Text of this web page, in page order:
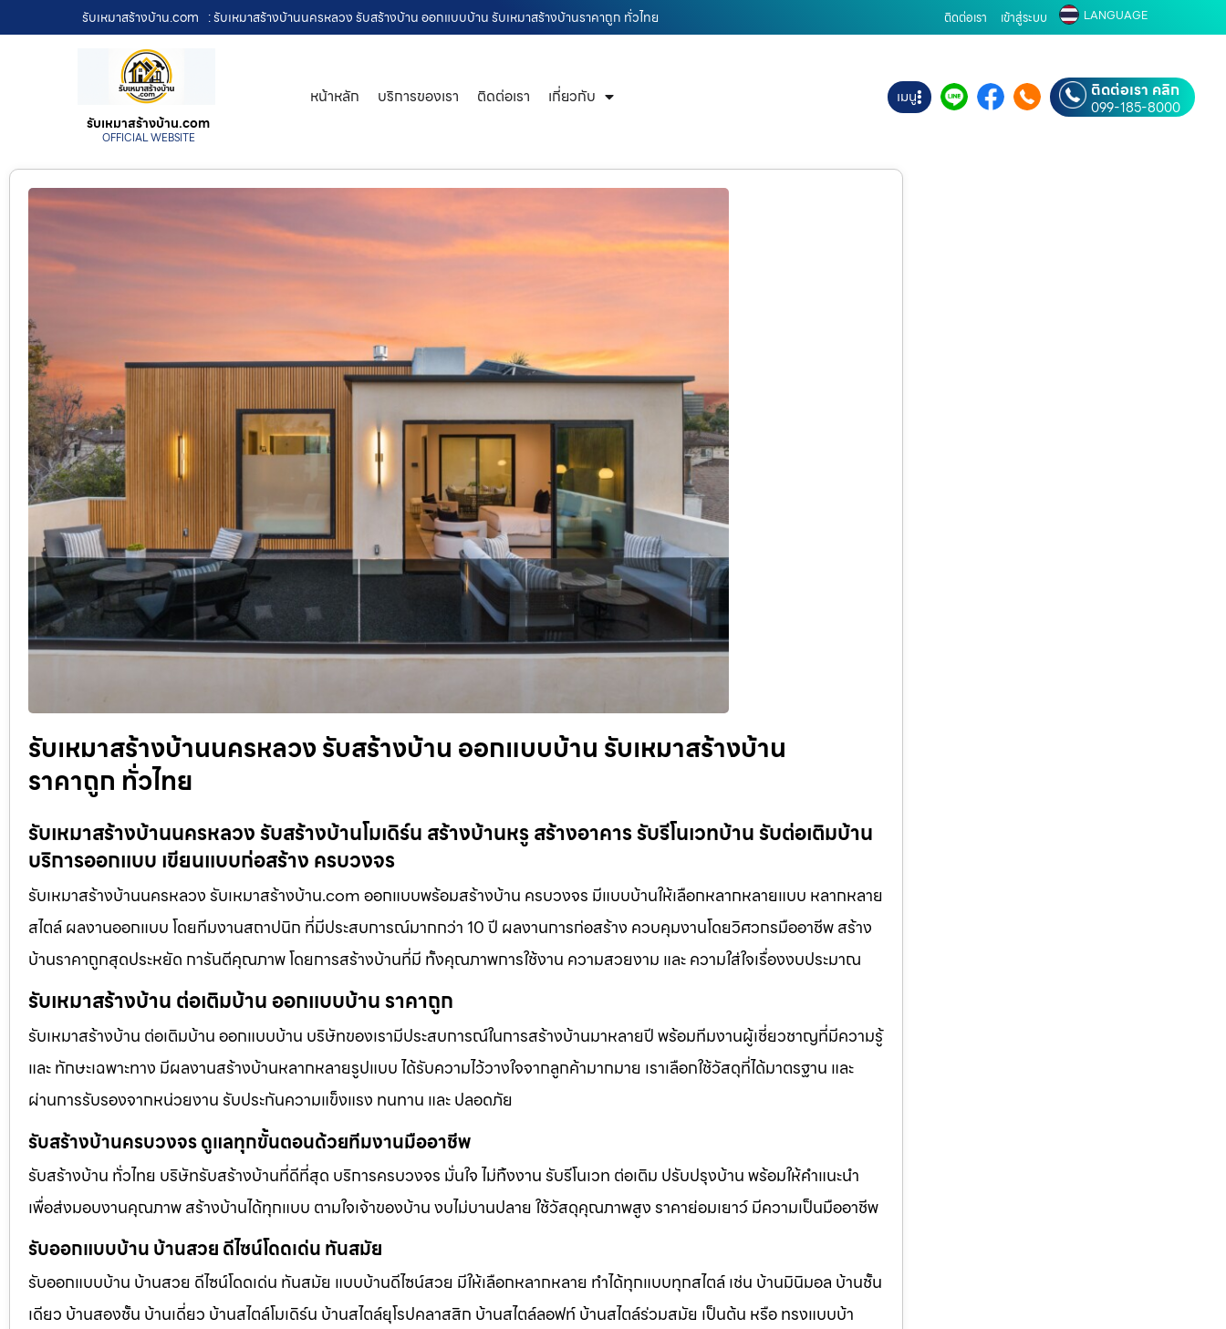
รับเหมาสร้างบ้าน.com : รับเหมาสร้างบ้านนครหลวง รับสร้างบ้าน ออกแบบบ้าน รับเหมาสร้างบ้านราคาถูก ทั่วไทย ติดต่อเรา เข้าสู่ระบบ LANGUAGE
รับเหมาสร้างบ้าน.com
OFFICIAL WEBSITE
หน้าหลัก บริการของเรา ติดต่อเรา เกี่ยวกับ เมนู ติดต่อเรา คลิก
099-185-8000
รับเหมาสร้างบ้านนครหลวง รับสร้างบ้าน ออกแบบบ้าน รับเหมาสร้างบ้าน
ราคาถูก ทั่วไทย
รับเหมาสร้างบ้านนครหลวง รับสร้างบ้านโมเดิร์น สร้างบ้านหรู สร้างอาคาร รับรีโนเวทบ้าน รับต่อเติมบ้าน
บริการออกแบบ เขียนแบบก่อสร้าง ครบวงจร
รับเหมาสร้างบ้านนครหลวง รับเหมาสร้างบ้าน.com ออกแบบพร้อมสร้างบ้าน ครบวงจร มีแบบบ้านให้เลือกหลากหลายแบบ หลากหลาย
สไตล์ ผลงานออกแบบ โดยทีมงานสถาปนิก ที่มีประสบการณ์มากกว่า 10 ปี ผลงานการก่อสร้าง ควบคุมงานโดยวิศวกรมืออาชีพ สร้าง
บ้านราคาถูกสุดประหยัด การันตีคุณภาพ โดยการสร้างบ้านที่มี ทั้งคุณภาพการใช้งาน ความสวยงาม และ ความใส่ใจเรื่องงบประมาณ
รับเหมาสร้างบ้าน ต่อเติมบ้าน ออกแบบบ้าน ราคาถูก
รับเหมาสร้างบ้าน ต่อเติมบ้าน ออกแบบบ้าน บริษัทของเรามีประสบการณ์ในการสร้างบ้านมาหลายปี พร้อมทีมงานผู้เชี่ยวชาญที่มีความรู้
และ ทักษะเฉพาะทาง มีผลงานสร้างบ้านหลากหลายรูปแบบ ได้รับความไว้วางใจจากลูกค้ามากมาย เราเลือกใช้วัสดุที่ได้มาตรฐาน และ
ผ่านการรับรองจากหน่วยงาน รับประกันความแข็งแรง ทนทาน และ ปลอดภัย
รับสร้างบ้านครบวงจร ดูแลทุกขั้นตอนด้วยทีมงานมืออาชีพ
รับสร้างบ้าน ทั่วไทย บริษัทรับสร้างบ้านที่ดีที่สุด บริการครบวงจร มั่นใจ ไม่ทิ้งงาน รับรีโนเวท ต่อเติม ปรับปรุงบ้าน พร้อมให้คำแนะนำ
เพื่อส่งมอบงานคุณภาพ สร้างบ้านได้ทุกแบบ ตามใจเจ้าของบ้าน งบไม่บานปลาย ใช้วัสดุคุณภาพสูง ราคาย่อมเยาว์ มีความเป็นมืออาชีพ
รับออกแบบบ้าน บ้านสวย ดีไซน์โดดเด่น ทันสมัย
รับออกแบบบ้าน บ้านสวย ดีไซน์โดดเด่น ทันสมัย แบบบ้านดีไซน์สวย มีให้เลือกหลากหลาย ทำได้ทุกแบบทุกสไตล์ เช่น บ้านมินิมอล บ้านชั้น
เดียว บ้านสองชั้น บ้านเดี่ยว บ้านสไตล์โมเดิร์น บ้านสไตล์ยุโรปคลาสสิก บ้านสไตล์ลอฟท์ บ้านสไตล์ร่วมสมัย เป็นต้น หรือ ทรงแบบบ้า